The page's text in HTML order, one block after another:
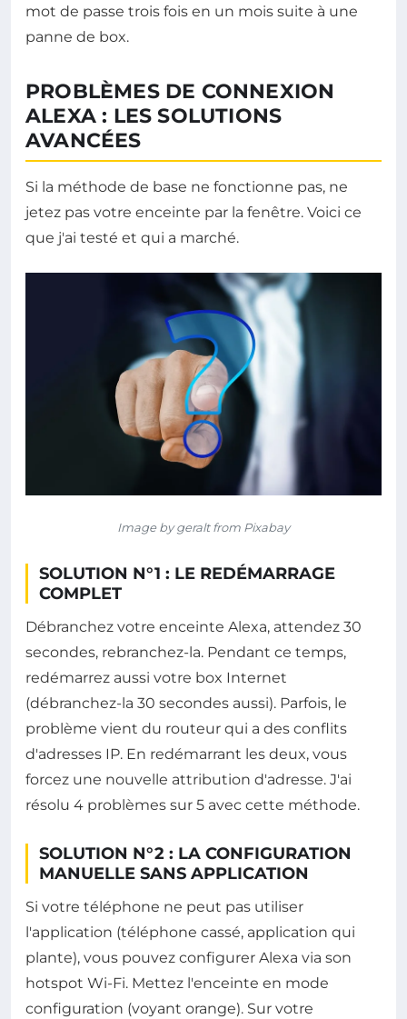
mot de passe trois fois en un mois suite à une
panne de box.
PROBLÈMES DE CONNEXION
ALEXA : LES SOLUTIONS
AVANCÉES
Si la méthode de base ne fonctionne pas, ne
jetez pas votre enceinte par la fenêtre. Voici ce
que j'ai testé et qui a marché.
Image by geralt from Pixabay
SOLUTION N°1 : LE REDÉMARRAGE
COMPLET
Débranchez votre enceinte Alexa, attendez 30
secondes, rebranchez-la. Pendant ce temps,
redémarrez aussi votre box Internet
(débranchez-la 30 secondes aussi). Parfois, le
problème vient du routeur qui a des conflits
d'adresses IP. En redémarrant les deux, vous
forcez une nouvelle attribution d'adresse. J'ai
résolu 4 problèmes sur 5 avec cette méthode.
SOLUTION N°2 : LA CONFIGURATION
MANUELLE SANS APPLICATION
Si votre téléphone ne peut pas utiliser
l'application (téléphone cassé, application qui
plante), vous pouvez configurer Alexa via son
hotspot Wi-Fi. Mettez l'enceinte en mode
configuration (voyant orange). Sur votre